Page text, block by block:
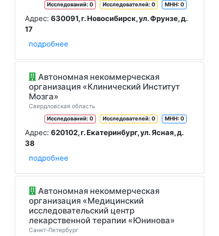
МНН: 0
Исследователей: 0
Исследований: 0
Адрес: 630091, г. Новосибирск, ул. Фрунзе, д.
17
подробнее
Автономная некоммерческая
организация «Клинический Институт
Мозга»
Свердловская область
МНН: 0
Исследователей: 0
Исследований: 0
Адрес: 620102, г. Екатеринбург, ул. Ясная, д.
38
подробнее
Автономная некоммерческая
организация «Медицинский
исследовательский центр
лекарственной терапии «Юнинова»
Санкт-Петербург